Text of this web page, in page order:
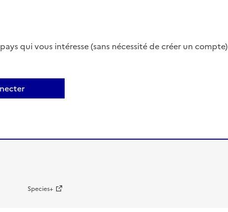
qui vous intéresse (sans nécessité de créer un compte)
Species+